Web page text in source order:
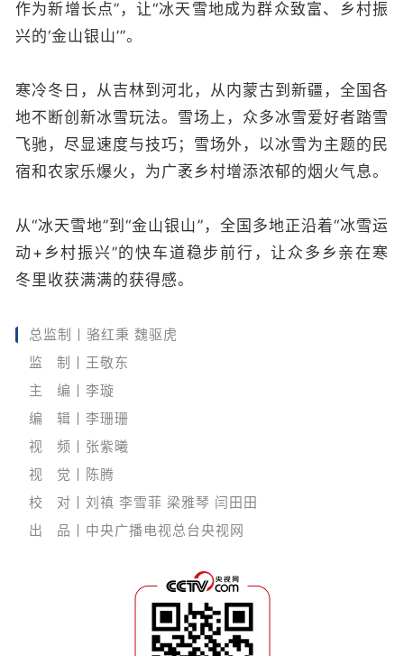
作为新增长点” ，让“冰天雪地成为群众致富、乡村振
兴的‘金山银山’”。
寒冷冬日，从吉林到河北，从内蒙古到新疆，全国各
地不断创新冰雪玩法。雪场上，众多冰雪爱好者踏雪
飞驰，尽显速度与技巧；雪场外，以冰雪为主题的民
宿和农家乐爆火，为广袤乡村增添浓郁的烟火气息。
从“冰天雪地”到“金山银山”，全国多地正沿着“冰雪运
动+乡村振兴”的快车道稳步前行，让众多乡亲在寒
冬里收获满满的获得感。
总监制丨骆红秉 魏驱虎
监 制丨王敬东
主 编丨李璇
编 辑丨李珊珊
视 频丨张紫曦
视 觉丨陈腾
校 对丨刘禛 李雪菲 梁雅琴 闫田田
出 品丨中央广播电视总台央视网